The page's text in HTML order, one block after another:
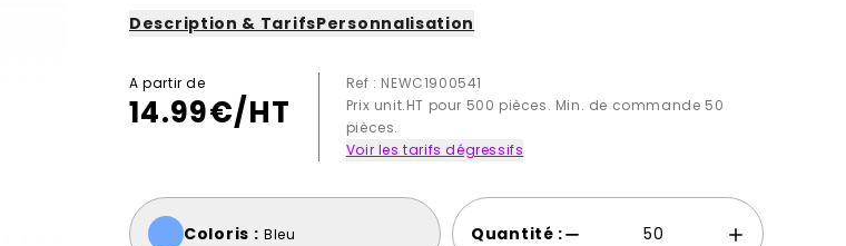
Description & TarifsPersonnalisation
A partir de
14.99€/HT
Ref : NEWC1900541
Prix unit.HT pour 500 pièces. Min. de commande 50
pièces.
Voir les tarifs dégressifs
Coloris : Bleu Quantité :